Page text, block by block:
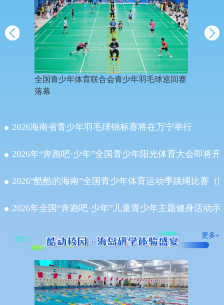
全国青少年体育联合会青少年羽毛球巡回赛
落幕
2026海南省青少年羽毛球锦标赛将在万宁举行
2026年“奔跑吧·少年”全国青少年阳光体育大会即将开
2026“酷酷的海南”全国青少年体育运动季跳绳比赛（
2026年全国“奔跑吧·少年”儿童青少年主题健身活动
更多+